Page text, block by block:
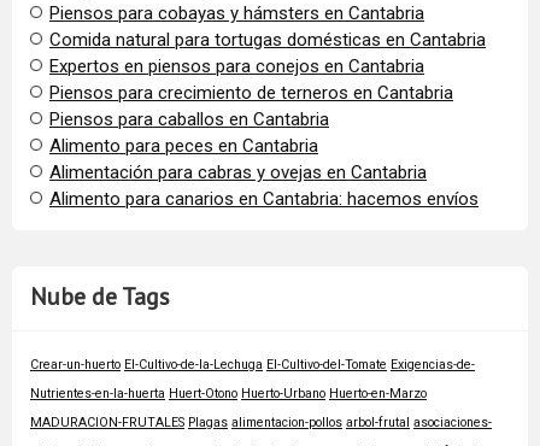
Piensos para cobayas y hámsters en Cantabria
Comida natural para tortugas domésticas en Cantabria
Expertos en piensos para conejos en Cantabria
Piensos para crecimiento de terneros en Cantabria
Piensos para caballos en Cantabria
Alimento para peces en Cantabria
Alimentación para cabras y ovejas en Cantabria
Alimento para canarios en Cantabria: hacemos envíos
Nube de Tags
Crear-un-huerto El-Cultivo-de-la-Lechuga El-Cultivo-del-Tomate Exigencias-de-
Nutrientes-en-la-huerta Huert-Otono Huerto-Urbano Huerto-en-Marzo
MADURACION-FRUTALES Plagas alimentacion-pollos arbol-frutal asociaciones-